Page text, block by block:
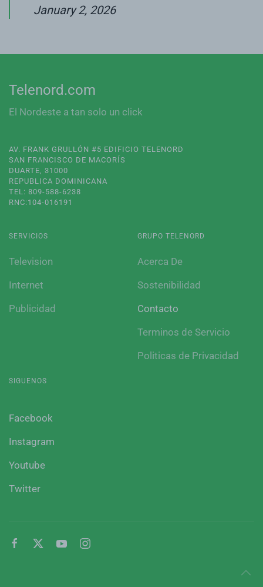
January 2, 2026
Telenord.com
El Nordeste a tan solo un click
AV. FRANK GRULLÓN #5 EDIFICIO TELENORD
SAN FRANCISCO DE MACORÍS
DUARTE, 31000
REPUBLICA DOMINICANA
TEL: 809-588-6238
RNC:104-016191
SERVICIOS
Television
Internet
Publicidad
GRUPO TELENORD
Acerca De
Sostenibilidad
Contacto
Terminos de Servicio
Politicas de Privacidad
SIGUENOS
Facebook
Instagram
Youtube
Twitter